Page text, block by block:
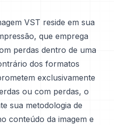
VST reside em sua
que emprega
perdas dentro de uma
dos formatos
exclusivamente
ou com perdas, o
sua metodologia de
conteúdo da imagem e